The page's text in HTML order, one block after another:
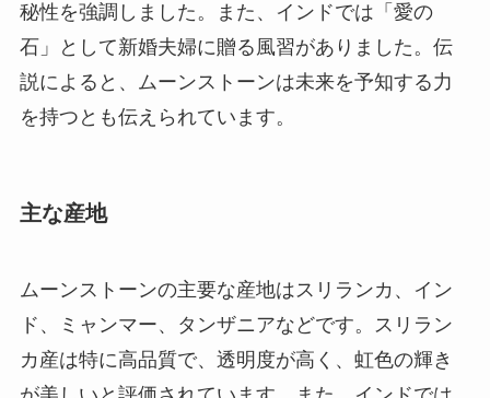
秘性を強調しました。また、インドでは「愛の
石」として新婚夫婦に贈る風習がありました。伝
説によると、ムーンストーンは未来を予知する力
を持つとも伝えられています。
主な産地
ムーンストーンの主要な産地はスリランカ、イン
ド、ミャンマー、タンザニアなどです。スリラン
カ産は特に高品質で、透明度が高く、虹色の輝き